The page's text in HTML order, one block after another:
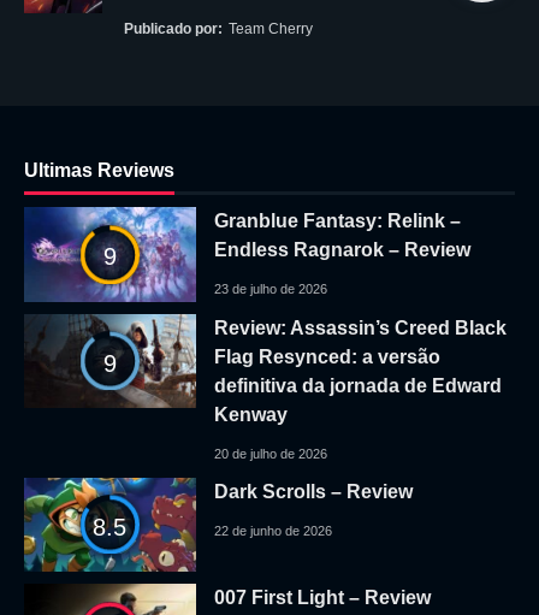
Publicado por: Team Cherry
Ultimas Reviews
9
Granblue Fantasy: Relink –
Endless Ragnarok – Review
23 de julho de 2026
9
Review: Assassin’s Creed Black
Flag Resynced: a versão
definitiva da jornada de Edward
Kenway
20 de julho de 2026
8.5
Dark Scrolls – Review
22 de junho de 2026
007 First Light – Review